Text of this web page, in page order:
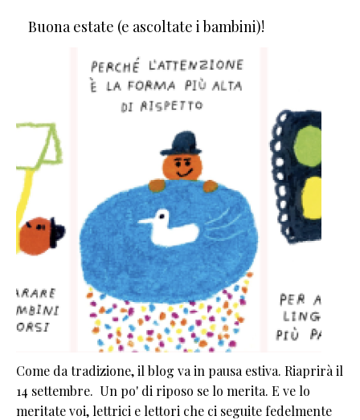
Buona estate (e ascoltate i bambini)!
Come da tradizione, il blog va in pausa estiva. Riaprirà il
14 settembre. Un po' di riposo se lo merita. E ve lo
meritate voi, lettrici e lettori che ci seguite fedelmente